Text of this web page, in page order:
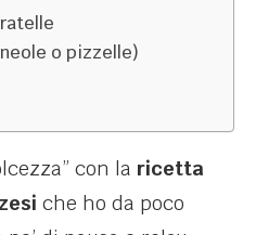
o pizzelle)
con la ricetta
che ho da poco